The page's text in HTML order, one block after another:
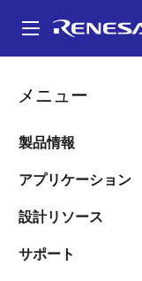
ン
メニュー
製品情報
アプリケーション
設計リソース
サポート
パ
ン
く
ず
三相ACモータのソフ
三相AC
タート
ページセクショ